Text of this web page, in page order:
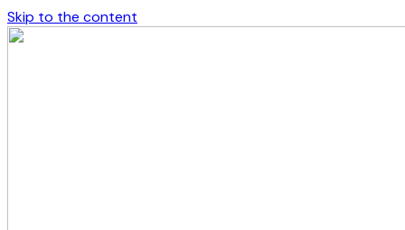
Skip to the content